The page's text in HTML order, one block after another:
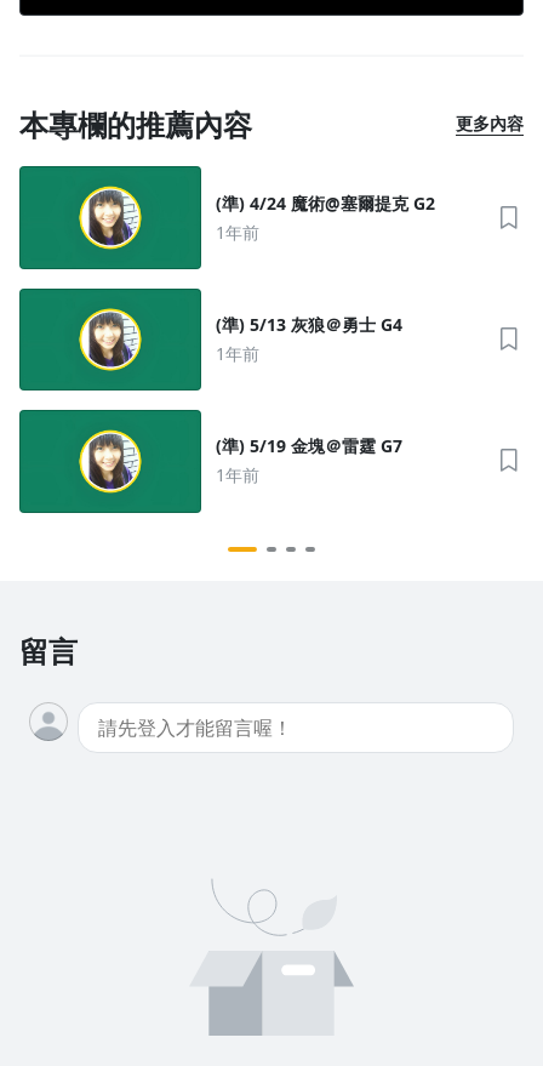
本專欄的推薦內容 更多內容
(準) 4/24 魔術@塞爾提克 G2
1年前
(準) 5/13 灰狼＠勇士 G4
1年前
(準) 5/19 金塊＠雷霆 G7
1年前
留言
沒有待播放的清單
去逛逛